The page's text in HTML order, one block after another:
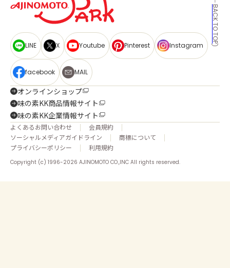
BACK TO TOP
LINE X Youtube Pinterest Instagram
facebook MAIL
オンラインショップ
味の素KK商品情報サイト
味の素KK企業情報サイト
よくあるお問い合わせ
会員規約
ソーシャルメディアガイドライン
商標について
プライバシーポリシー
利用規約
Copyright (c) 1996-2026 AJINOMOTO CO.,INC All rights reserved.